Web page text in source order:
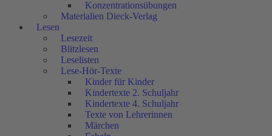
Konzentrationsübungen
Materialien Dieck-Verlag
Lesen
Lesezeit
Blitzlesen
Leselisten
Lese-Hör-Texte
Kinder für Kinder
Kindertexte 2. Schuljahr
Kindertexte 4. Schuljahr
Texte von Lehrerinnen
Märchen